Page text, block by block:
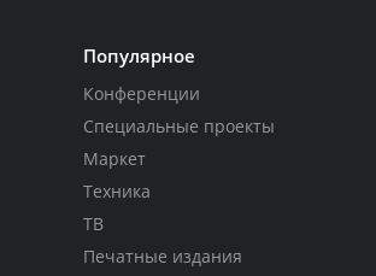
Популярное
Конференции
Специальные проекты
Маркет
Техника
ТВ
Печатные издания